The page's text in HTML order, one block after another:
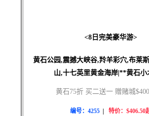
<8日完美豪华游>
黄石公园,震撼大峡谷,羚羊彩穴,布莱
山,十七英里黄金海岸|**黄石
黄石75折 买二送一 赠赌城
编号：4255| 特价：$406.50